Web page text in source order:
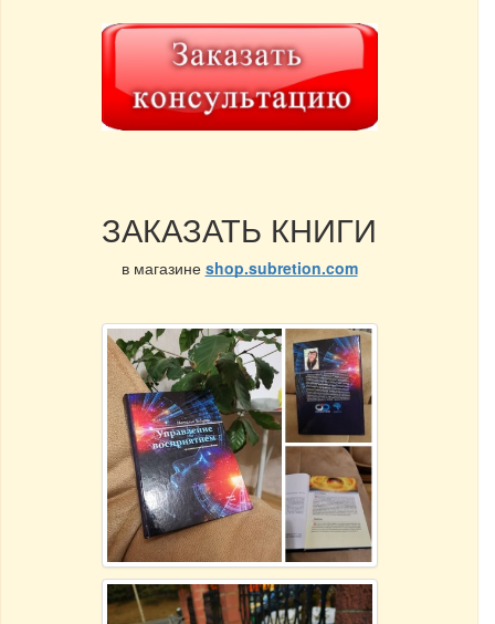
ЗАКАЗАТЬ КНИГИ
в магазине shop.subretion.com